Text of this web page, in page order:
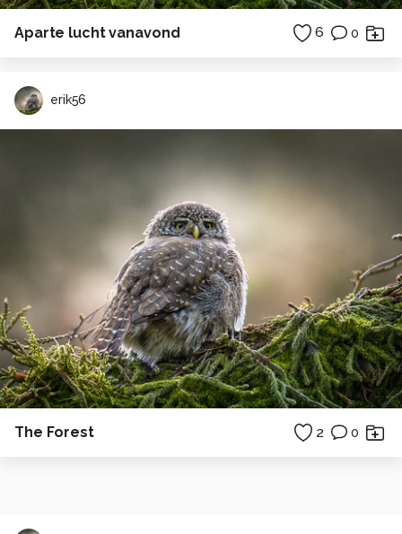
Aparte lucht vanavond 6 0
erik56
The Forest 2 0